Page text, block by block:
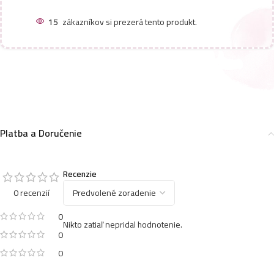
15 zákazníkov si prezerá tento produkt.
Platba a Doručenie
0 recenzií
0
0
0
Recenzie
Nikto zatiaľ nepridal hodnotenie.